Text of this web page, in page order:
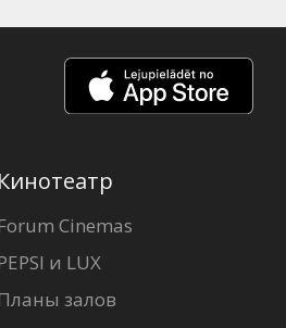
Кинотеатр
Cinemas
и LUX
залов